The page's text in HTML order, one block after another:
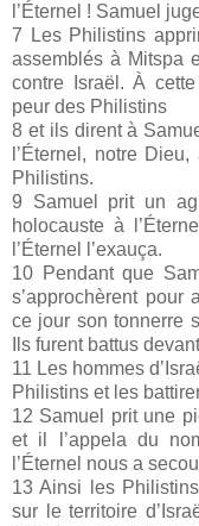
l’Éternel ! Samuel
7 Les Philistins
assemblés à Mitspa
contre Israël. À
peur des Philistins
8 et ils dirent à
l’Éternel, notre
Philistins.
9 Samuel prit un
holocauste à
l’Éternel l’exauça.
10 Pendant que
s’approchèrent pour
ce jour son tonnerre
Ils furent battus
11 Les hommes
Philistins et les
12 Samuel prit une
et il l’appela du
l’Éternel nous a
13 Ainsi les
sur le territoire